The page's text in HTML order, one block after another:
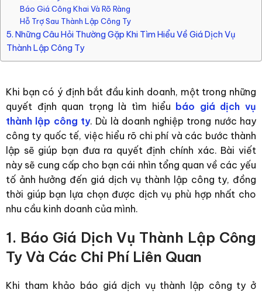
Báo Giá Công Khai Và Rõ Ràng
Hỗ Trợ Sau Thành Lập Công Ty
5. Những Câu Hỏi Thường Gặp Khi Tìm Hiểu Về Giá Dịch Vụ
Thành Lập Công Ty
Khi bạn có ý định bắt đầu kinh doanh, một trong những
quyết định quan trọng là tìm hiểu báo giá dịch vụ
thành lập công ty. Dù là doanh nghiệp trong nước hay
công ty quốc tế, việc hiểu rõ chi phí và các bước thành
lập sẽ giúp bạn đưa ra quyết định chính xác. Bài viết
này sẽ cung cấp cho bạn cái nhìn tổng quan về các yếu
tố ảnh hưởng đến giá dịch vụ thành lập công ty, đồng
thời giúp bạn lựa chọn được dịch vụ phù hợp nhất cho
nhu cầu kinh doanh của mình.
1. Báo Giá Dịch Vụ Thành Lập Công
Ty Và Các Chi Phí Liên Quan
Khi tham khảo báo giá dịch vụ thành lập công ty ở